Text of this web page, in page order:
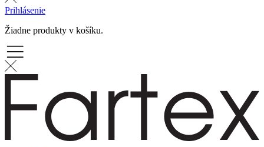
Prihlásenie
Žiadne produkty v košíku.